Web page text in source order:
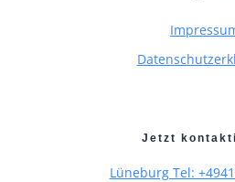
Jetzt
Lüneburg Tel: